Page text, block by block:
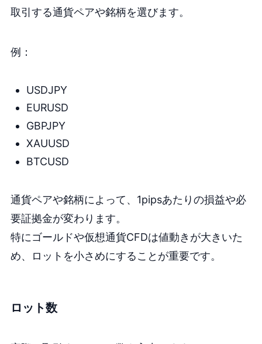
取引する通貨ペアや銘柄を選びます。
例：
USDJPY
EURUSD
GBPJPY
XAUUSD
BTCUSD
通貨ペアや銘柄によって、1pipsあたりの損益や必
要証拠金が変わります。
特にゴールドや仮想通貨CFDは値動きが大きいた
め、ロットを小さめにすることが重要です。
ロット数